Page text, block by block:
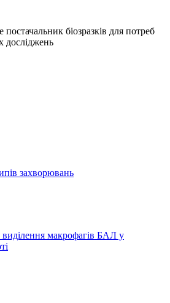
біозразків для потреб
досліджень
захворювань
макрофагів БАЛ у